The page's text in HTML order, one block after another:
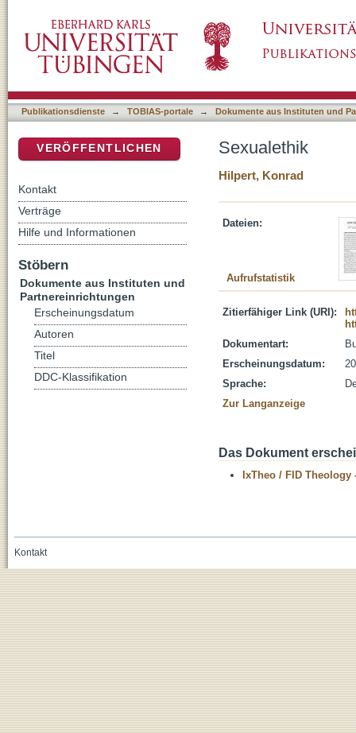
Publikationsdienste → TOBIAS-portale → Dokumente aus Instituten und
Sexualethik
Hilpert, Konrad
Dateien:
Aufrufstatistik
Zitierfähiger Link (URI):
Dokumentart:
Erscheinungsdatum:
Sprache:
Zur Langanzeige
Das Dokument
IxTheo / FID Theology
VERÖFFENTLICHEN
Kontakt
Verträge
Hilfe und Informationen
Stöbern
Dokumente aus Instituten und
Partnereinrichtungen
Erscheinungsdatum
Autoren
Titel
DDC-Klassifikation
Kontakt